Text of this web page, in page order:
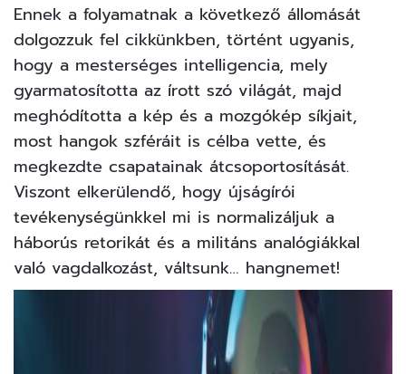
Ennek a folyamatnak a következő állomását
dolgozzuk fel cikkünkben, történt ugyanis,
hogy a mesterséges intelligencia, mely
gyarmatosította az írott szó világát, majd
meghódította a kép és a mozgókép síkjait,
most hangok szféráit is célba vette, és
megkezdte csapatainak átcsoportosítását.
Viszont elkerülendő, hogy újságírói
tevékenységünkkel mi is normalizáljuk a
háborús retorikát és a militáns analógiákkal
való vagdalkozást, váltsunk… hangnemet!